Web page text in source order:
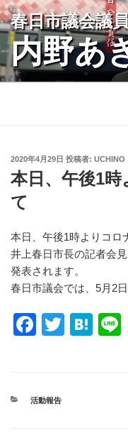
コ
ン
ツ
春日市議会議
内野あ
投
日:
2020年4月29日 投稿者: UCHINO
本日、午後1
て
本日、午後1時よりコロ
井上春日市長の記者会
発表されます。
春日市議会では、5月2
F
e
T
H
カ
活動報告